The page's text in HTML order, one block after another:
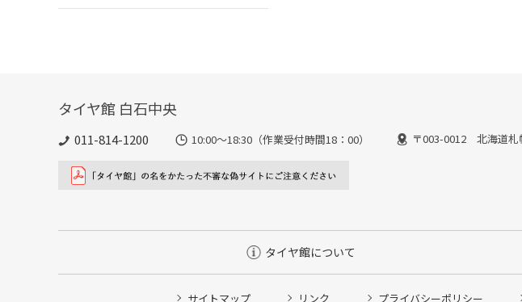
タイヤ館 白石中央
011-814-1200 10:00～18:30（作業受付時間18：00） 〒003-0012 北海道札
タイヤ館について
サイトマップ リンク プライバシーポリシー